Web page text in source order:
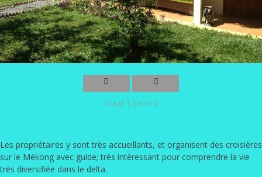
Image 1 parmi 5
Les propriétaires y sont très accueillants, et organisent des croisières
sur le Mékong avec guide; très intéressant pour comprendre la vie
très diversifiée dans le delta.